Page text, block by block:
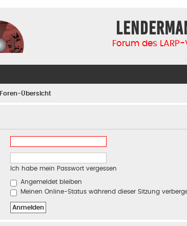
Forum des
Foren-Übersicht
Ich habe mein Passwort vergessen
Angemeldet bleiben
Meinen Online-Status während dieser Sitzung